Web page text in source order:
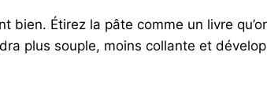
Étirez la pâte comme un livre
plus souple, moins collante et